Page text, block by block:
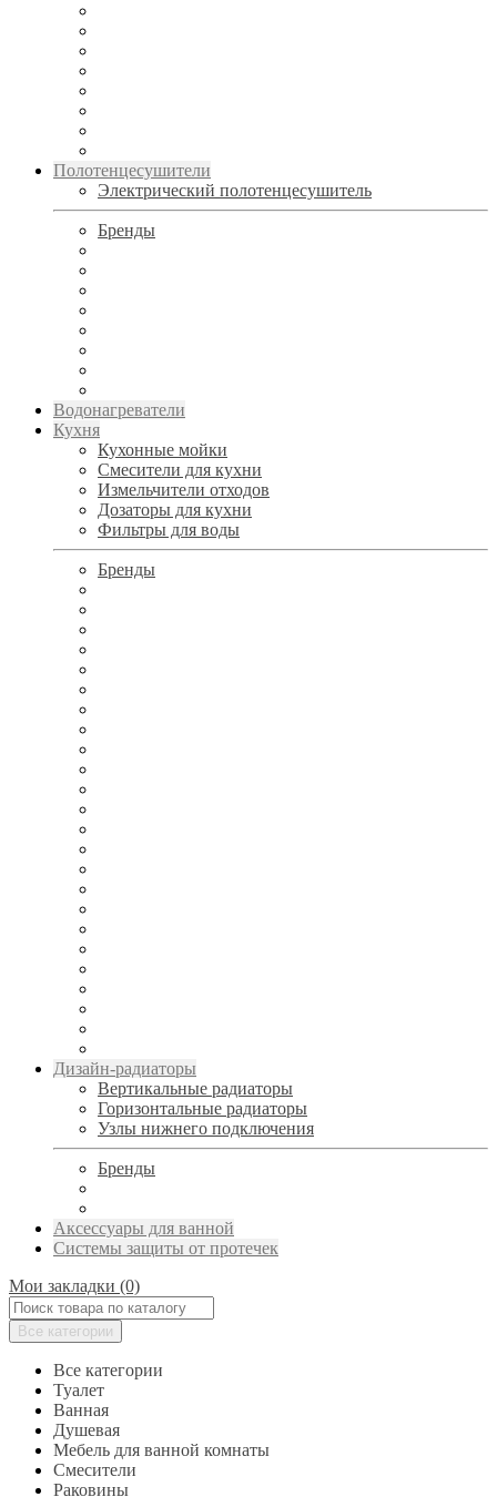
Полотенцесушители
Электрический полотенцесушитель
Бренды
Водонагреватели
Кухня
Кухонные мойки
Смесители для кухни
Измельчители отходов
Дозаторы для кухни
Фильтры для воды
Бренды
Дизайн-радиаторы
Вертикальные радиаторы
Горизонтальные радиаторы
Узлы нижнего подключения
Бренды
Аксессуары для ванной
Системы защиты от протечек
Мои закладки (0)
Все категории
Все категории
Туалет
Ванная
Душевая
Мебель для ванной комнаты
Смесители
Раковины